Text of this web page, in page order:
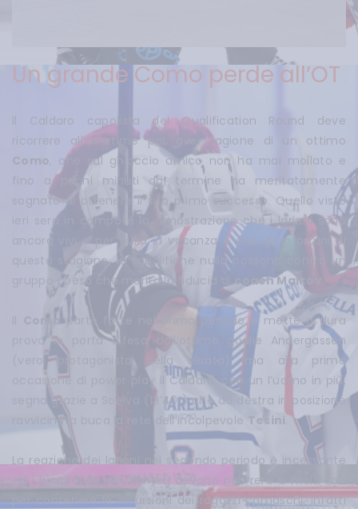
Un grande Como perde all’OT
Il Caldaro capolista del Qualification Round deve
ricorrere all’overtime per aver ragione di un ottimo
Como, che sul ghiaccio amico non ha mai mollato e
fino a pochi minuti dal termine ha meritatamente
sognato di ottenere il suo primo successo. Quello visto
ieri sera in campo è la dimostrazione che i lariani sono
ancora vivi e per nulla in vacanza e che gli infortuni di
questa stagione, le squalifiche nulla possono contro un
gruppo coeso che merita la fiducia dicoach Malkov
Comoparte forte nel primo periodo e mette a dura
prova la porta difesa dall’ottimo goalie Andergassen
(vero protagonista della serata) ma alla prima
occasione di power play il Caldaro, con un l’uomo in più,
segna grazie a Soelva (13’40”) che da destra in posizione
ravvicinata buca la rete dell’incolpevole Tesini
La reazione dei lariani nel secondo periodo è incessante
ed i lucci di coach Santeri devono ricorrere a molti falli
per contenere le incursioni dei ragazzi comaschi. Infatti